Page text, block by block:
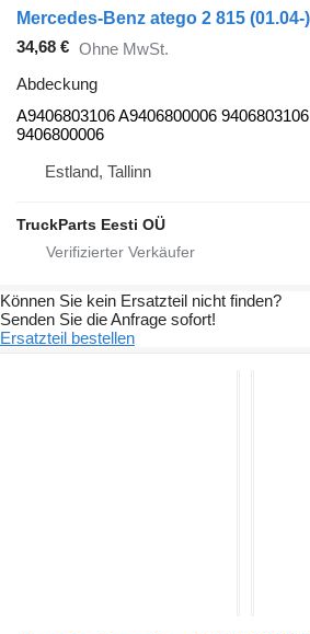
34,68 € Ohne MwSt.
Abdeckung
A9406803106 A9406800006 9406803106
9406800006
Estland, Tallinn
TruckParts Eesti OÜ
Können Sie kein Ersatzteil nicht finden?
Senden Sie die Anfrage sofort!
Ersatzteil bestellen